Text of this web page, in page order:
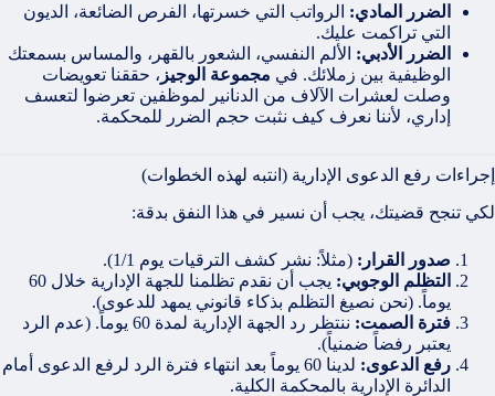
الضرر المادي: الرواتب التي خسرتها، الفرص الضائعة، الديون
التي تراكمت عليك.
الضرر الأدبي: الألم النفسي، الشعور بالقهر، والمساس بسمعتك
الوظيفية بين زملائك. في مجموعة الوجيز ، حققنا تعويضات
وصلت لعشرات الآلاف من الدنانير لموظفين تعرضوا لتعسف
إداري، لأننا نعرف كيف نثبت حجم الضرر للمحكمة.
إجراءات رفع الدعوى الإدارية (انتبه لهذه الخطوات)
لكي تنجح قضيتك، يجب أن نسير في هذا النفق بدقة:
صدور القرار: (مثلاً: نشر كشف الترقيات يوم 1/1).
التظلم الوجوبي:
يجب أن نقدم تظلمنا للجهة الإدارية خلال 60
يوماً. (نحن نصيغ التظلم بذكاء قانوني يمهد للدعوى).
فترة الصمت:
ننتظر رد الجهة الإدارية لمدة 60 يوماً. (عدم الرد
يعتبر رفضاً ضمنياً).
رفع الدعوى:
لدينا 60 يوماً بعد انتهاء فترة الرد لرفع الدعوى أمام
الدائرة الإدارية بالمحكمة الكلية.